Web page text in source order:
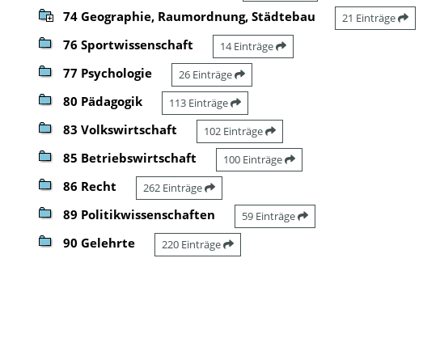
74 Geographie, Raumordnung, Städtebau 21 Einträge
76 Sportwissenschaft 14 Einträge
77 Psychologie 26 Einträge
80 Pädagogik 113 Einträge
83 Volkswirtschaft 102 Einträge
85 Betriebswirtschaft 100 Einträge
86 Recht 262 Einträge
89 Politikwissenschaften 59 Einträge
90 Gelehrte 220 Einträge